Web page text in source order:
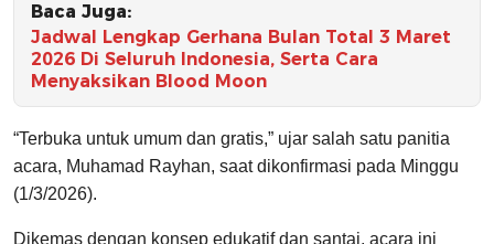
Baca Juga:
Jadwal Lengkap Gerhana Bulan Total 3 Maret
2026 Di Seluruh Indonesia, Serta Cara
Menyaksikan Blood Moon
“Terbuka untuk umum dan gratis,” ujar salah satu panitia
acara, Muhamad Rayhan, saat dikonfirmasi pada Minggu
(1/3/2026).
Dikemas dengan konsep edukatif dan santai, acara ini